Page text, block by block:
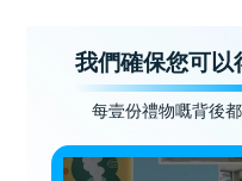
我們確保您可以
每壹份禮物嘅背後